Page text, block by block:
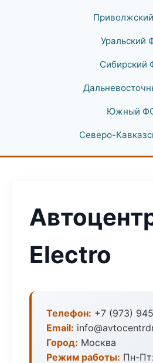
Уральский
Сибирский
Южный
Северо-
Electro
Телефон: +7 (973)
Email:
Город: Москва
Режим работы: Пн-